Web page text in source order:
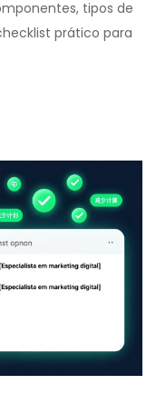
tipos de
prático para